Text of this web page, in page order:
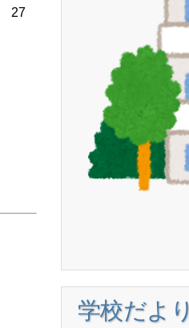
学校だ
27